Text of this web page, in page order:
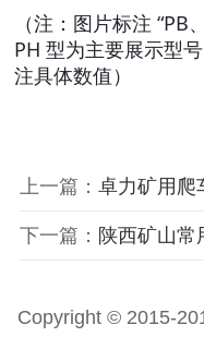
（注：图片标注
PH 型为主要展示型
注具体数值）
上一篇： 卓力矿用爬
下一篇： 陕西矿山常
Copyright © 2015-